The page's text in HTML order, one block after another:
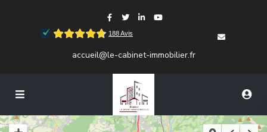
accueil@le-cabinet-immobilier.fr